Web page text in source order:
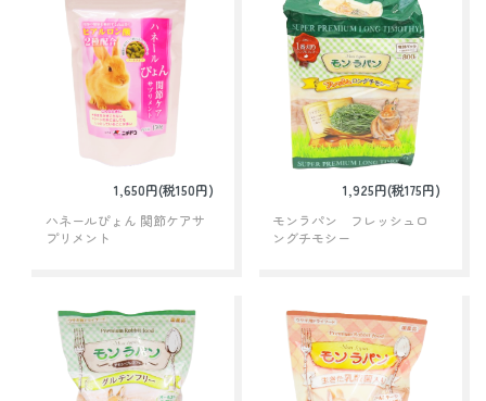
1,650円(税150円)
ハネールぴょん 関節ケアサ
プリメント
1,925円(税175円)
モンラパン フレッシュロ
ングチモシー